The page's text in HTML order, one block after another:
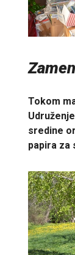
Tokom
sredine
papira za